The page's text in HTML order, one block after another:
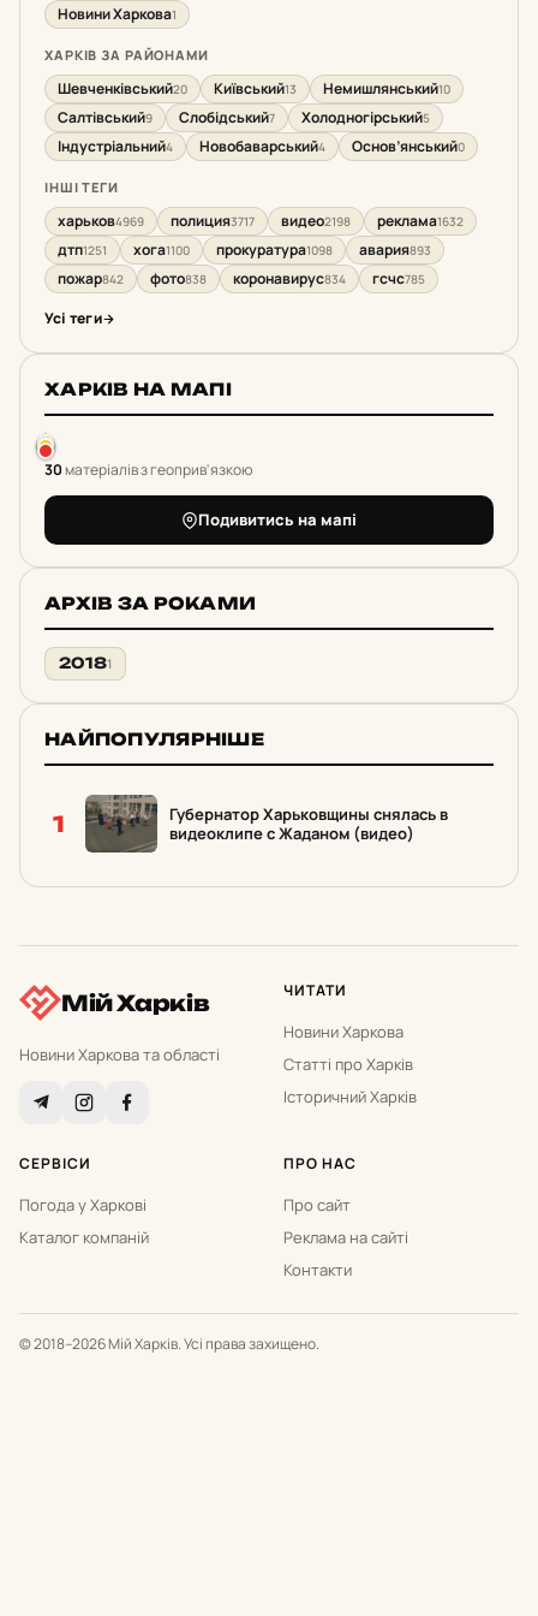
Новини Харкова1
ХАРКІВ ЗА РАЙОНАМИ
Шевченківський20 Київський13 Немишлянський10
Салтівський9 Слобідський7 Холодногірський5
Індустріальний4 Новобаварський4 Основ’янський0
ІНШІ ТЕГИ
харьков4969 полиция3717 видео2198 реклама1632
дтп1251 хога1100 прокуратура1098 авария893
пожар842 фото838 коронавирус834 гсчс785
Усі теги
ХАРКІВ НА МАПІ
30матеріалів з геоприв'язкою
Подивитись на мапі
АРХІВ ЗА РОКАМИ
20181
НАЙПОПУЛЯРНІШЕ
1
Губернатор Харьковщины снялась в
видеоклипе с Жаданом (видео)
Мій Харків
Новини Харкова та області
ЧИТАТИ
Новини Харкова
Статті про Харків
Історичний Харків
СЕРВІСИ
Погода у Харкові
Каталог компаній
ПРО НАС
Про сайт
Реклама на сайті
Контакти
© 2018–2026 Мій Харків. Усі права захищено.